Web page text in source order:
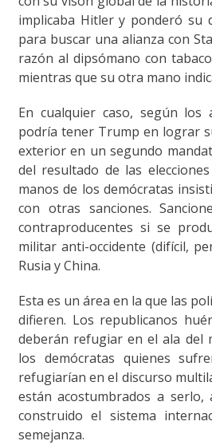
implicaba Hitler y ponderó su
para buscar una alianza con
razón al dipsómano con
mientras que su otra mano
En cualquier caso, según los
podría tener Trump en lograr
exterior en un segundo
del resultado de las
manos de los demócratas
con otras sanciones.
contraproducentes si se
militar anti-occidente (difícil,
Rusia y China.
Esta es un área en la que las
difieren. Los republicanos
deberán refugiar en el ala del
los demócratas quienes
refugiarían en el discurso
están acostumbrados a
construido el sistema
semejanza.